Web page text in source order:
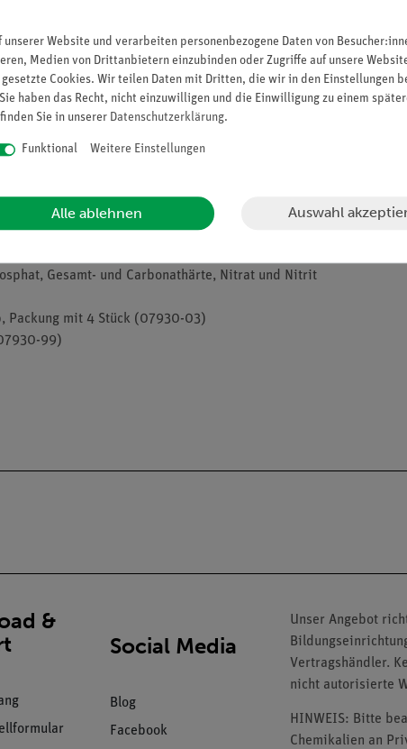
Wellenlängen:345 / 436 / 470 / 540 /585 / 620 / 690 nm
Testanleitungen
Gesamt- und Carbonathärte, Nitrat und Nitrit
Packung mit 4 Stück (07930-03)
99)
&
Social Media
Blog
Facebook
Unser Angebot
Vertragshändler.
nicht autorisierte
HINWEIS: Bitte
Chemikalien an
Website und verarbeiten personenbezogene Daten von
Medien von Drittanbietern einzubinden oder Zugriffe auf unsere
Cookies. Wir teilen Daten mit Dritten, die wir in den Einstellungen
haben das Recht, nicht einzuwilligen und die Einwilligung zu einem
Sie in unserer Daten­schutz­erklärung.
Funktional Weitere Einstellungen
Alle ablehnen Auswahl